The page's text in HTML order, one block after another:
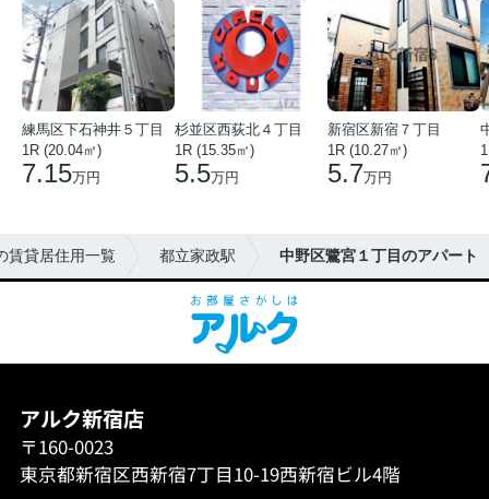
練馬区下石神井５丁目
1R (20.04㎡)
7.15万円
杉並区西荻北４丁目
1R (15.35㎡)
5.5万円
新宿区新宿７丁目
1R (10.27㎡)
5.7万円
賃貸居住用一覧 都立家政駅 中野区鷺宮１丁目のアパート
アルク新宿店
〒160-0023
東京都新宿区西新宿7丁目10-19西新宿ビル4階